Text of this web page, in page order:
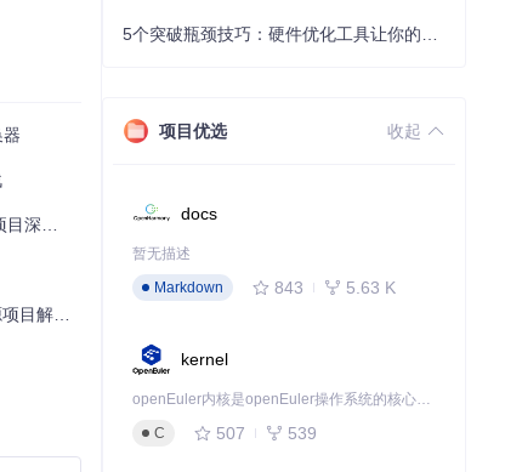
剖析
解析**
项目优选 收起
docs
暂无描述
Markdown
843 5.63 K
kernel
openEuler内核是openEuler操作系统的核心，既是系统性能与稳定性的基石，也是连接处理器、设备与服务的桥梁。
C
507 539